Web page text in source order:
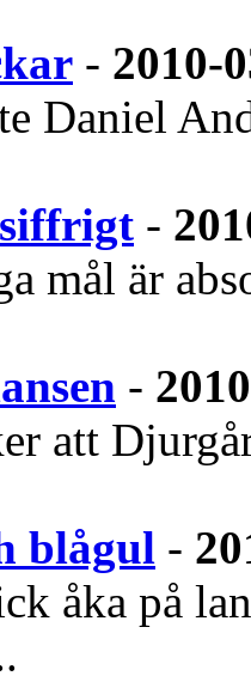
- 2010-
Daniel
-
mål är
-
att
blågul -
åka på